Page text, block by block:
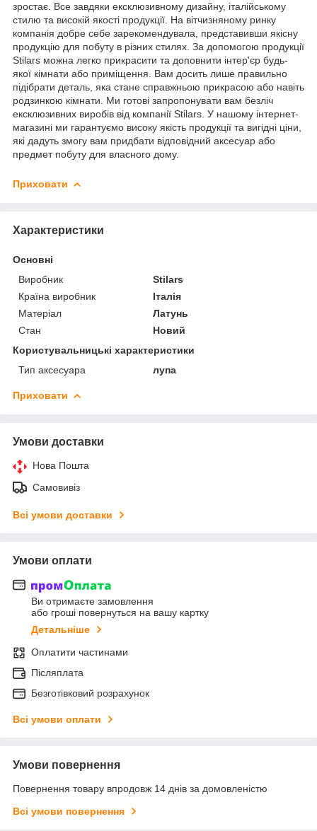
зростає. Все завдяки ексклюзивному дизайну, італійському
стилю та високій якості продукції. На вітчизняному ринку
компанія добре себе зарекомендувала, представивши якісну
продукцію для побуту в різних стилях. За допомогою продукції
Stilars можна легко прикрасити та доповнити інтер'єр будь-
якої кімнати або приміщення. Вам досить лише правильно
підібрати деталь, яка стане справжньою прикрасою або навіть
родзинкою кімнати. Ми готові запропонувати вам безліч
ексклюзивних виробів від компанії Stilars. У нашому інтернет-
магазині ми гарантуємо високу якість продукції та вигідні ціни,
які дадуть змогу вам придбати відповідний аксесуар або
предмет побуту для власного дому.
Приховати
Характеристики
Основні
Виробник
Stilars
Країна виробник
Італія
Матеріал
Латунь
Стан
Новий
Користувальницькі характеристики
Тип аксесуара
лупа
Приховати
Умови доставки
Нова Пошта
Самовивіз
Всі умови доставки
Умови оплати
Ви отримаєте замовлення
або гроші повернуться на вашу картку
Детальніше
Оплатити частинами
Післяплата
Безготівковий розрахунок
Всі умови оплати
Умови повернення
Повернення товару впродовж 14 днів за домовленістю
Всі умови повернення